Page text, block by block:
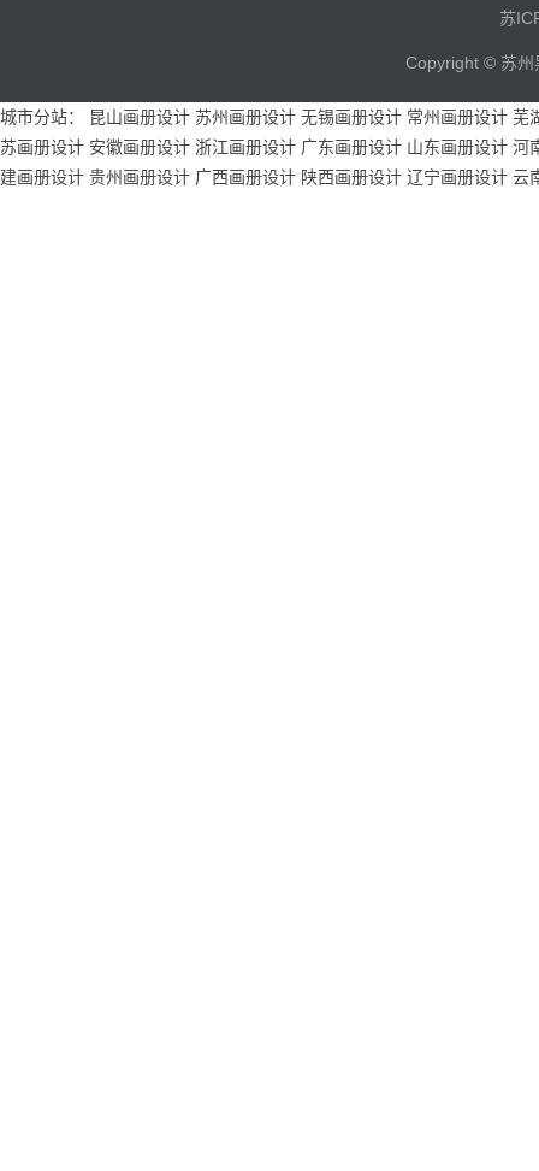
苏
Copyright © 苏州
城市分站： 昆山画册设计 苏州画册设计 无锡画册设计 常州画册设计 芜
苏画册设计 安徽画册设计 浙江画册设计 广东画册设计 山东画册设计 河
建画册设计 贵州画册设计 广西画册设计 陕西画册设计 辽宁画册设计 云